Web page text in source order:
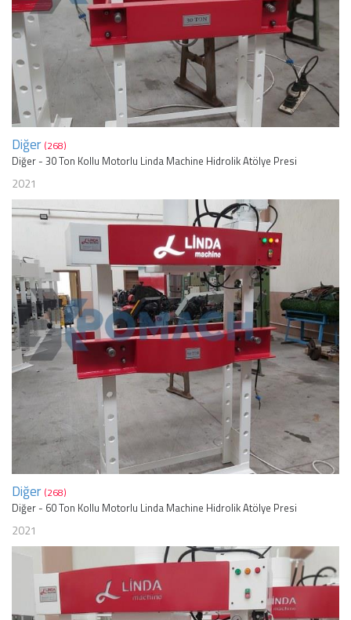
Diğer (268)
Diğer - 30 Ton Kollu Motorlu Linda Machine Hidrolik Atölye Presi
2021
Diğer (268)
Diğer - 60 Ton Kollu Motorlu Linda Machine Hidrolik Atölye Presi
2021